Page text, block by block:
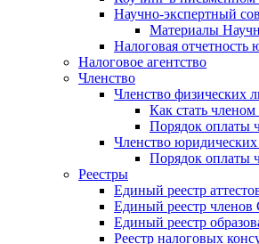
Научно-экспертный
Материалы
Налоговая
Налоговое агентство
Членство
Членство физических
Как стать
Порядок оплаты
Членство
Порядок оплаты
Реестры
Единый реестр
Единый реестр
Единый реестр
Реестр налоговых